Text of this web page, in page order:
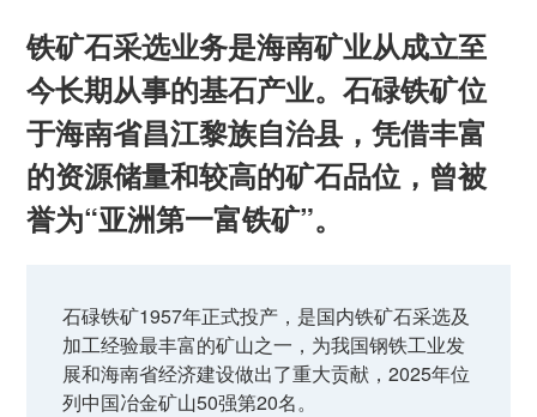
铁矿石采选业务是海南矿业从成立至
今长期从事的基石产业。石碌铁矿位
于海南省昌江黎族自治县，凭借丰富
的资源储量和较高的矿石品位，曾被
誉为“亚洲第一富铁矿”。
石碌铁矿1957年正式投产，是国内铁矿石采选及
加工经验最丰富的矿山之一，为我国钢铁工业发
展和海南省经济建设做出了重大贡献，2025年位
列中国冶金矿山50强第20名。